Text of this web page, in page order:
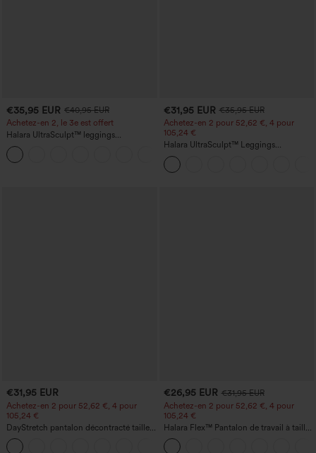
€35,95 EUR €40,95 EUR
Achetez-en 2, le 3e est offert
Halara UltraSculpt™ leggings
d'entraînement taille haute — fronces
liftantes pour le fessier, maintien gainant
du ventre et poche
€31,95 EUR €35,95 EUR
Achetez-en 2 pour 52,62 €, 4 pour
105,24 €
Halara UltraSculpt™ Leggings
d'entraînement sculptants taille haute,
effet ventre plat, avec poche
€31,95 EUR
Achetez-en 2 pour 52,62 €, 4 pour
105,24 €
DayStretch pantalon décontracté taille
haute avec poches et coupe droite
€26,95 EUR €31,95 EUR
Achetez-en 2 pour 52,62 €, 4 pour
105,24 €
Halara Flex™ Pantalon de travail à taille
haute, jambe large, avec poches, en
maille gaufrée